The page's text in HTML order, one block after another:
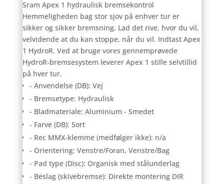
Sram Apex 1 hydraulisk bremsekontrol
Hemmeligheden bag stor sjov på enhver tur er
sikker og sikker bremsning. Lad det rive, hvor du vil,
velvidende at du kan stoppe, når du vil. Indtast Apex
1 HydroR. Ved at bruge vores gennemprøvede
HydroR-bremsesystem leverer Apex 1 stille selvtillid
på hver tur.
- Anvendelse (DB): Vej
- Bremsetype: Hydraulisk
- Bladmateriale: Aluminium - Smedet
- Farve (DB): Sort
- Rec MMX-klemme (medfølger ikke): n/a
- Orientering: Venstre/Foran, Venstre/Bag
- Pad type (Disc): Organisk med stålunderlag
- Beslag (skivebremse): Direkte montering DIR